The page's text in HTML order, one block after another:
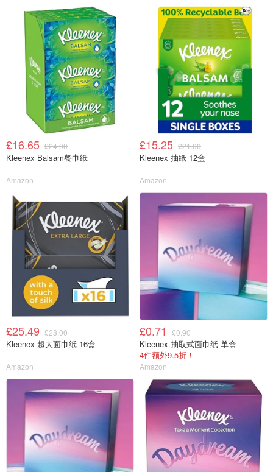
£16.65 £24.00
Kleenex Balsam餐巾纸
Amazon
£15.25 £21.00
Kleenex 抽纸 12盒
Amazon
£25.49 £28.00
Kleenex 超大面巾纸 16盒
Amazon
£0.71 £0.90
Kleenex 抽取式面巾纸 单盒
4件额外9.5折！
Amazon